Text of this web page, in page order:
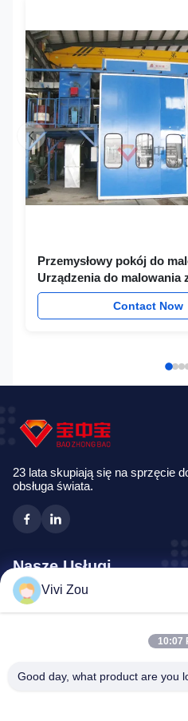
Przemysłowy pokój do
Urządzenia do malowania
na wodę
Contact Now
23 lata skupiają się na sprzęcie
obsługa świata.
Nasze Usługi
Linia do malowania pojazdów
Automatyczna linia malowania
Kabina lakiernicza do
Vivi Zou
10:07
Good day, what product are you